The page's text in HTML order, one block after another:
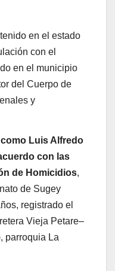
en el estado
con el
en el municipio
del Cuerpo de
y
Luis Alfredo
con las
de Homicidios,
de Sugey
registrado el
Vieja Petare–
parroquia La